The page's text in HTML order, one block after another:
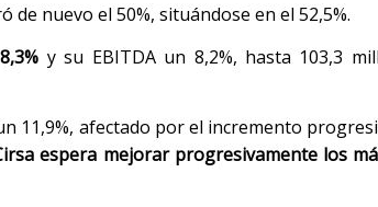
nuevo el 50%, situándose en el 52,5%.
y su EBITDA un 8,2%, hasta 103,3
11,9%, afectado por el incremento
espera mejorar progresivamente los